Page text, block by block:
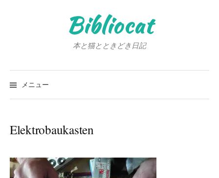
キ
Bibliocat
本と猫とときどき日記
メニュー
検
Elektrobaukasten